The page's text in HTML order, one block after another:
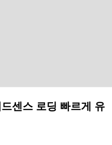
센스 로딩 빠르게 유